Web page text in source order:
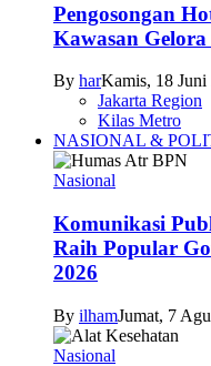
Pengosongan
Kawasan
By harKamis, 18 Juni
Jakarta Region
Kilas Metro
NASIONAL &
Nasional
Komunikasi
Raih Popular
2026
By ilhamJumat, 7
Nasional